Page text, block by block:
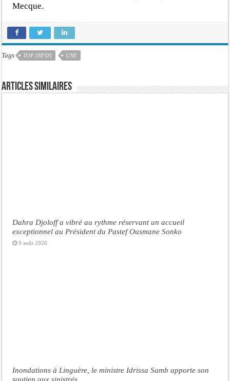
Mecque.
Tags TOP INFOS UNE
Articles similaires
Dahra Djoloff a vibré au rythme réservant un accueil
exceptionnel au Président du Pastef Ousmane Sonko
9 août 2026
Inondations à Linguère, le ministre Idrissa Samb apporte son
soutien aux sinistrés